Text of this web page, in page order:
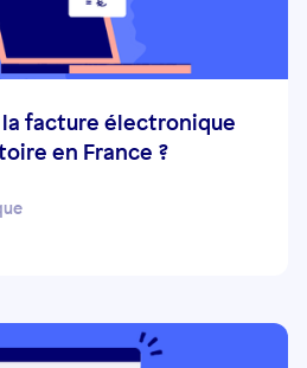
facture électronique
en France ?